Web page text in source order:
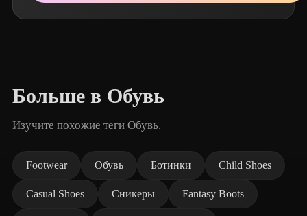
Больше в Обувь
Изучите похожие теги Обувь.
Footwear Обувь Ботинки Child Shoes
Casual Shoes Сникеры Fantasy Boots